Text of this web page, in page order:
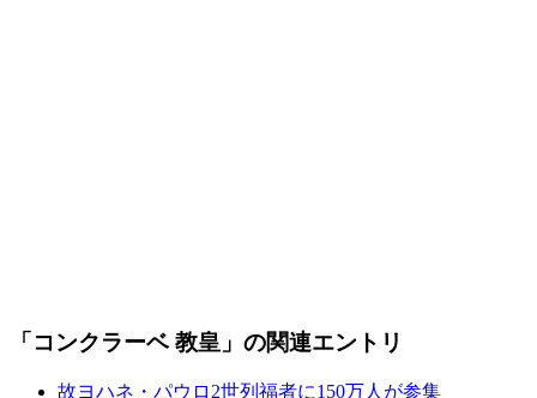
「コンクラーベ 教皇」の関連エントリ
故ヨハネ・パウロ2世列福者に150万人が参集